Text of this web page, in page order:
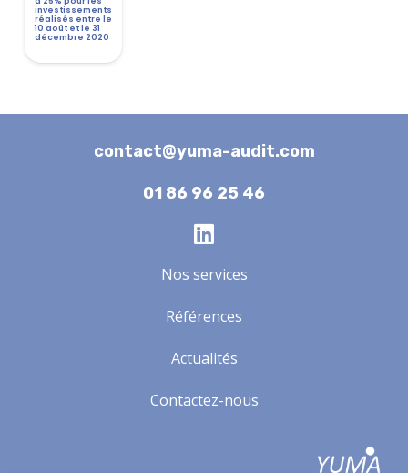
investissements
réalisés entre le
10 août et le 31
décembre 2020
01 86 96 25 46
contact@yuma-audit.com
Nos services
Références
Actualités
Contactez-nous